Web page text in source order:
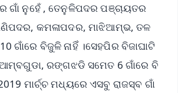
ଗାଁ ନୁହେଁ , ତେନୁଳିପଦର ପଞ୍ଚାୟତର
କମଳାପଦର, ମାଝିଆମ୍ଭ, ତଳ
ଗାଁରେ ବିଜୁଳି ନାହିଁ ।ସେହପିର ବିଜାଘାଟି
ଆମ୍ବଗୁଡା, ରଙ୍ଗଝଡି ସମେତ 6 ଗାଁରେ ବି
ମାର୍ଚ୍ଚ ମଧ୍ୟରେ ଏସବୁ ରାଜସ୍ବ ଗାଁ